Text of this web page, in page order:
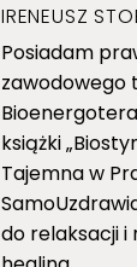
IRENEUSZ
Posiadam
zawodowego
książki
Tajemna w
do relaksacji